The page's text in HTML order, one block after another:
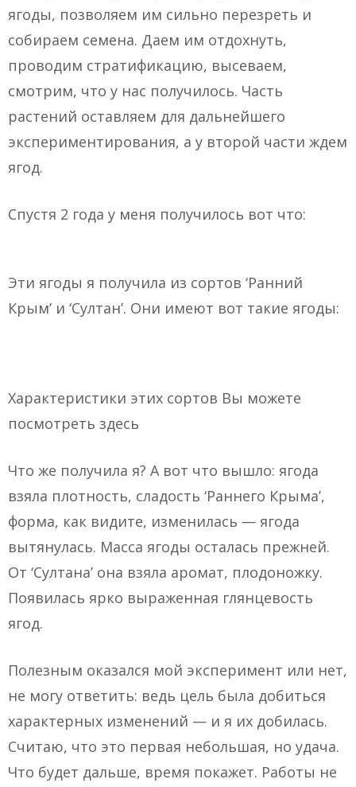
ягоды, позволяем им сильно перезреть и
собираем семена. Даем им отдохнуть,
проводим стратификацию, высеваем,
смотрим, что у нас получилось. Часть
растений оставляем для дальнейшего
экспериментирования, а у второй части ждем
ягод.
Спустя 2 года у меня получилось вот что:
Эти ягоды я получила из сортов ‘Ранний
Крым’ и ‘Султан’. Они имеют вот такие ягоды:
Характеристики этих сортов Вы можете
посмотреть здесь
Что же получила я? А вот что вышло: ягода
взяла плотность, сладость ‘Раннего Крыма’,
форма, как видите, изменилась — ягода
вытянулась. Масса ягоды осталась прежней.
От ‘Султана’ она взяла аромат, плодоножку.
Появилась ярко выраженная глянцевость
ягод.
Полезным оказался мой эксперимент или нет,
не могу ответить: ведь цель была добиться
характерных изменений — и я их добилась.
Считаю, что это первая небольшая, но удача.
Что будет дальше, время покажет. Работы не